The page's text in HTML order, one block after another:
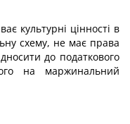
культурні цінності в
схему, не має права
до податкового
на маржинальний